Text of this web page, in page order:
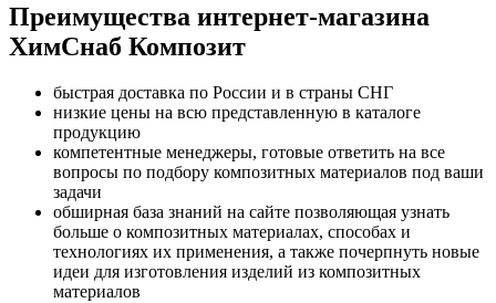
Преимущества интернет-магазина
ХимСнаб Композит
быстрая доставка по России и в страны СНГ
низкие цены на всю представленную в каталоге
продукцию
компетентные менеджеры, готовые ответить на все
вопросы по подбору композитных материалов под ваши
задачи
обширная база знаний на сайте позволяющая узнать
больше о композитных материалах, способах и
технологиях их применения, а также почерпнуть новые
идеи для изготовления изделий из композитных
материалов